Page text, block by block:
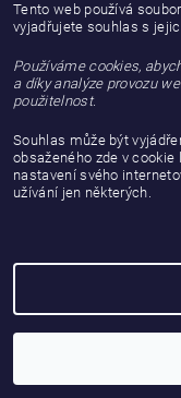
Tento web používá
vyjadřujete souhlas s
Používáme cookies,
a díky analýze provozu
použitelnost.
Souhlas může být
obsaženého zde v
nastavení svého
užívání jen některých.